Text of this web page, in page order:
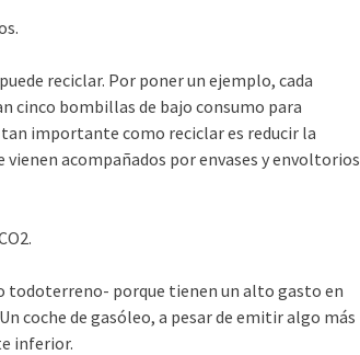
reciclar. Por poner un ejemplo, cada
cinco bombillas de bajo consumo para
importante como reciclar es reducir la
acompañados por envases y envoltorios
todoterreno- porque tienen un alto gasto en
coche de gasóleo, a pesar de emitir algo más
inferior.